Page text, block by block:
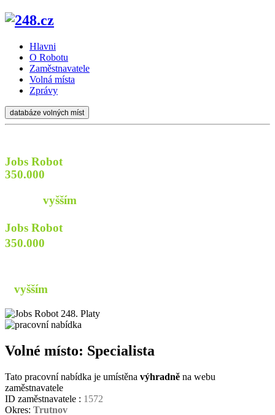
Hlavni
O Robotu
Zaměstnavatele
Volná místa
Zprávy
databáze volných míst
Jobs Robot
350.000
vyšším
Jobs Robot
350.000
vyšším
Volné místo: Specialista
Tato pracovní nabídka je umístěna výhradně na webu
zaměstnavatele
ID zaměstnavatele : 1572
Okres: Trutnov